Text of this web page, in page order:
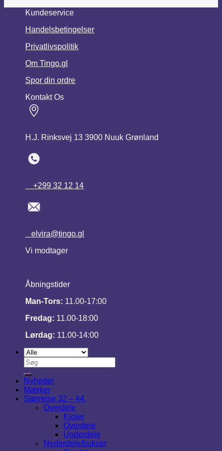
varesidenKundeservice
Handelsbetingelser
Privatlivspolitik
Om Tingo.gl
Spor din ordre
Kontakt Os
H.J. Rinksvej 13 3900 Nuuk Grønland
+299 32 12 14
elvira@tingo.gl
Vi modtager
Åbningstider
Man-Tors: 11.00-17:00
Fredag: 11.00-18:00
Lørdag: 11.00-14:00
Søg
efter:
Nyheder
Mærker
Størrelse 32 – 44.
Overdele
Kjoler
Overdele
Underdele
Nederdele/bukser